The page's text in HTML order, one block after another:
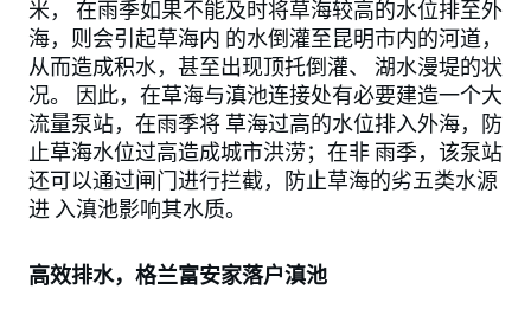
米， 在雨季如果不能及时将草海较高的水位排至外
海，则会引起草海内 的水倒灌至昆明市内的河道，
从而造成积水，甚至出现顶托倒灌、 湖水漫堤的状
况。 因此，在草海与滇池连接处有必要建造一个大
流量泵站，在雨季将 草海过高的水位排入外海，防
止草海水位过高造成城市洪涝；在非 雨季，该泵站
还可以通过闸门进行拦截，防止草海的劣五类水源
进 入滇池影响其水质。
高效排水，格兰富安家落户滇池